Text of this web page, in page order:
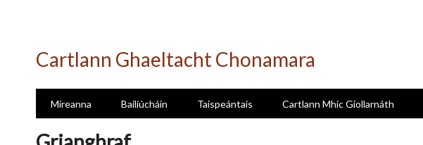
Cartlann Ghaeltacht Chonamara
Míreanna Bailiúcháin Taispeántais Cartlann Mhic Giollarnáth